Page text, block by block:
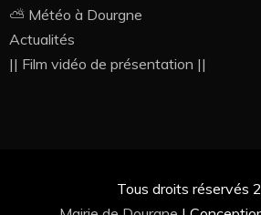
⛅ Météo à Dourgne
Actualités
|| Film vidéo de présentation ||
Tous droits réservés